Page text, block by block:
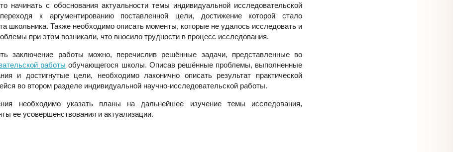
начинать с обоснования актуальности темы индивидуальной исследовательской
к аргументированию поставленной цели, достижение которой стало
школьника. Также необходимо описать моменты, которые не удалось исследовать и
при этом возникали, что вносило трудности в процесс исследования.
заключение работы можно, перечислив решённые задачи, представленные во
работы обучающегося школы. Описав решённые проблемы, выполненные
и достигнутые цели, необходимо лаконично описать результат практической
во втором разделе индивидуальной научно-исследовательской работы.
необходимо указать планы на дальнейшее изучение темы исследования,
ее усовершенствования и актуализации.